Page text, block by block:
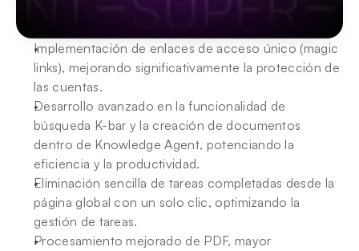
Implementación de enlaces de acceso único (magic
links), mejorando significativamente la protección de
las cuentas.
Desarrollo avanzado en la funcionalidad de
búsqueda K-bar y la creación de documentos
dentro de Knowledge Agent, potenciando la
eficiencia y la productividad.
Eliminación sencilla de tareas completadas desde la
página global con un solo clic, optimizando la
gestión de tareas.
Procesamiento mejorado de PDF, mayor